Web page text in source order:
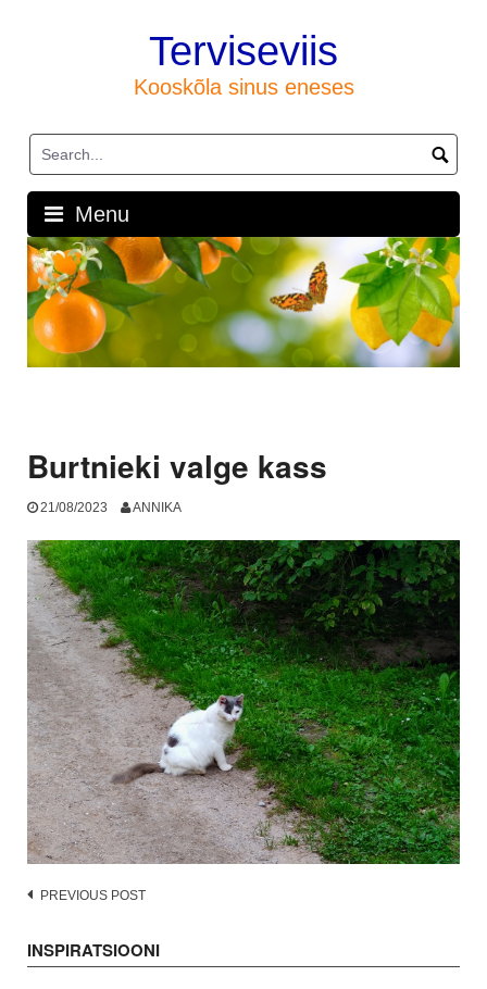
Terviseviis
Kooskõla sinus eneses
Menu
Burtnieki valge kass
21/08/2023 ANNIKA
Post
PREVIOUS POST
INSPIRATSIOONI